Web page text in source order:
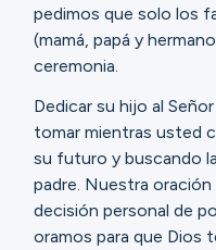
pedimos que solo los
(mamá, papá y
ceremonia.
Dedicar su hijo al
tomar mientras usted
su futuro y buscando
padre. Nuestra
decisión personal de
oramos para que Dios